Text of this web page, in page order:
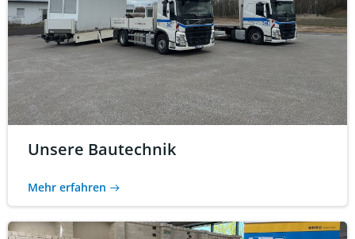
Unsere Bautechnik
Mehr erfahren